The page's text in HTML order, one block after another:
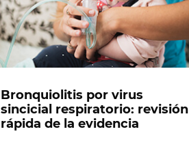
Bronquiolitis por virus
sincicial respiratorio: revisión
rápida de la evidencia